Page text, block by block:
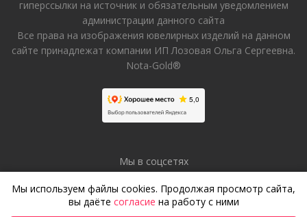
гиперссылки на источник и обязательным уведомлением
администрации данного сайта
Все права на изображения ювелирных изделий на данном
сайте принадлежат компании ИП Лозовая Ольга Сергеевна.
Nota-Gold®
Мы в соцсетях
Мы используем файлы cookies. Продолжая просмотр сайта,
вы даёте согласие на работу с ними